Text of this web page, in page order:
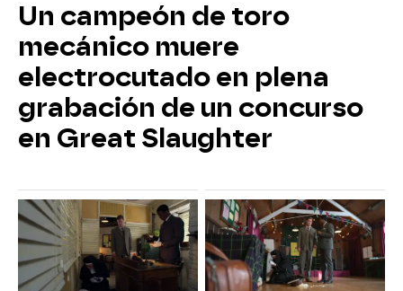
Un campeón de toro
mecánico muere
electrocutado en plena
grabación de un concurso
en Great Slaughter